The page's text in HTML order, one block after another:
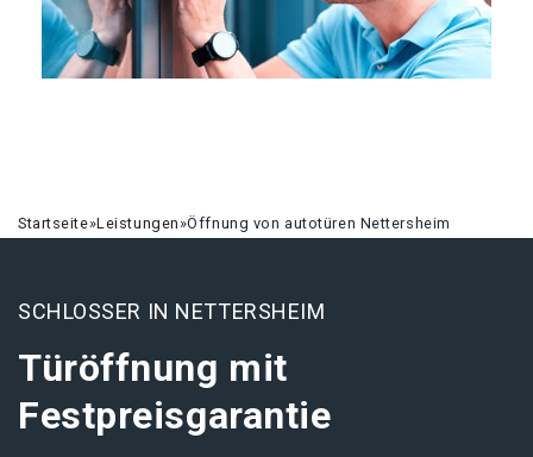
Startseite»Leistungen»Öffnung von autotüren Nettersheim
SCHLOSSER IN NETTERSHEIM
Türöffnung mit
Festpreisgarantie